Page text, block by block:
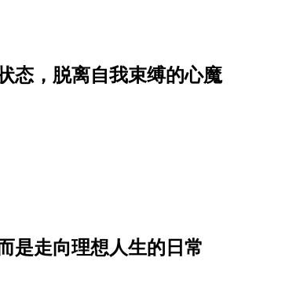
态，脱离自我束缚的心魔
是走向理想人生的日常